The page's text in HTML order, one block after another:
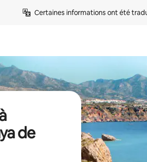
Certaines informations ont été
de